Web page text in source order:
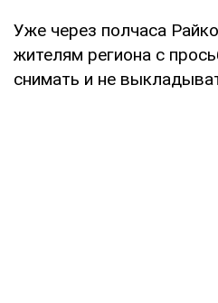
Уже через полчаса
жителям региона с
снимать и не